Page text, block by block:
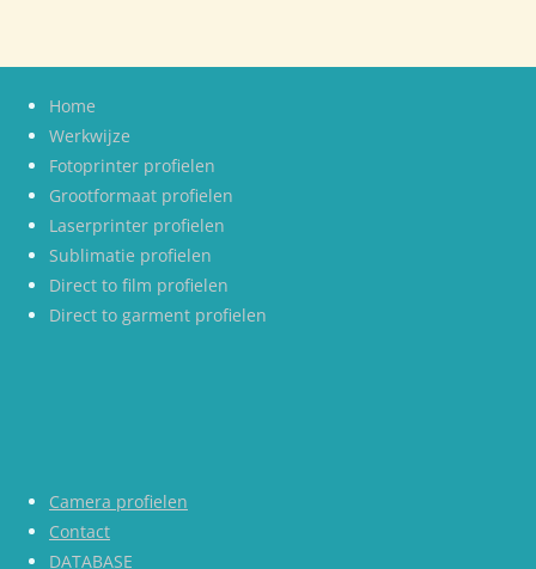
Home
Werkwijze
Fotoprinter profielen
Grootformaat profielen
Laserprinter profielen
Sublimatie profielen
Direct to film profielen
Direct to garment profielen
Camera profielen
Contact
DATABASE